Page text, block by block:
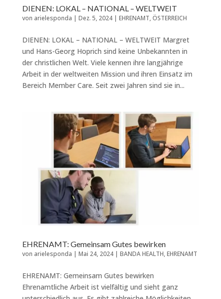
DIENEN: LOKAL – NATIONAL – WELTWEIT
von arielesponda | Dez. 5, 2024| EHRENAMT,ÖSTERREICH
DIENEN: LOKAL – NATIONAL – WELTWEIT Margret
und Hans-Georg Hoprich sind keine Unbekannten in
der christlichen Welt. Viele kennen ihre langjährige
Arbeit in der weltweiten Mission und ihren Einsatz im
Bereich Member Care. Seit zwei Jahren sind sie in...
EHRENAMT: Gemeinsam Gutes bewirken
von arielesponda | Mai 24, 2024| BANDA HEALTH,EHRENAMT
EHRENAMT: Gemeinsam Gutes bewirken
Ehrenamtliche Arbeit ist vielfältig und sieht ganz